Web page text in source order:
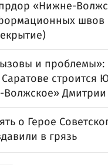
«Нижне-
швов
и
Саратове
о Герое
в грязь